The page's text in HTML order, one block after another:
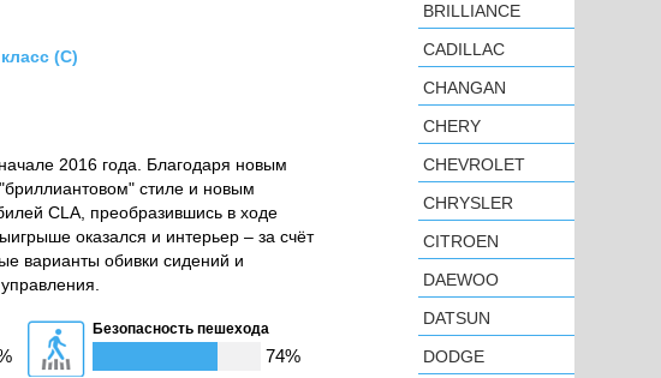
(C)
2016 года. Благодаря новым
стиле и новым
CLA, преобразившись в ходе
оказался и интерьер – за счёт
варианты обивки сидений и
Безопасность пешехода
74%
BRILLIANCE
CADILLAC
CHANGAN
CHERY
CHEVROLET
CHRYSLER
CITROEN
DAEWOO
DATSUN
DODGE